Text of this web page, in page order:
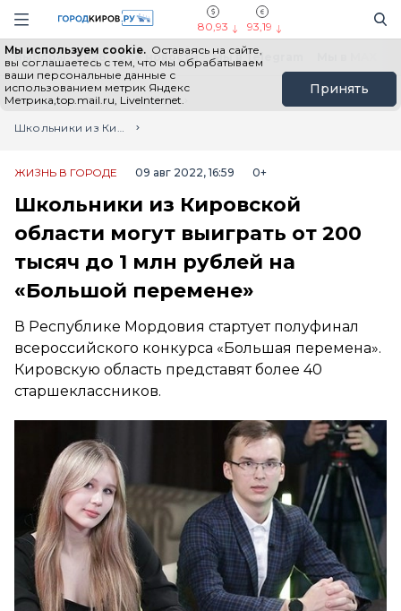
Навигация сайта
80,93 93,19
Мы используем cookie. Оставаясь на сайте,
вы соглашаетесь с тем, что мы обрабатываем
ваши персональные данные с
использованием метрик Яндекс
Метрика,top.mail.ru, LiveInternet.
Принять
Выборы - 2026 Все новости Мы в Telegram
Главная
Лента новостей
Школьники из Кировской области могут выиграть от 200 тысяч до 1 млн рублей на «Большой перемене»
ЖИЗНЬ В ГОРОДЕ 09 авг 2022, 16:59 0+
Школьники из Кировской
области могут выиграть от 200
тысяч до 1 млн рублей на
«Большой перемене»
В Республике Мордовия стартует полуфинал
всероссийского конкурса «Большая перемена».
Кировскую область представят более 40
старшеклассников.